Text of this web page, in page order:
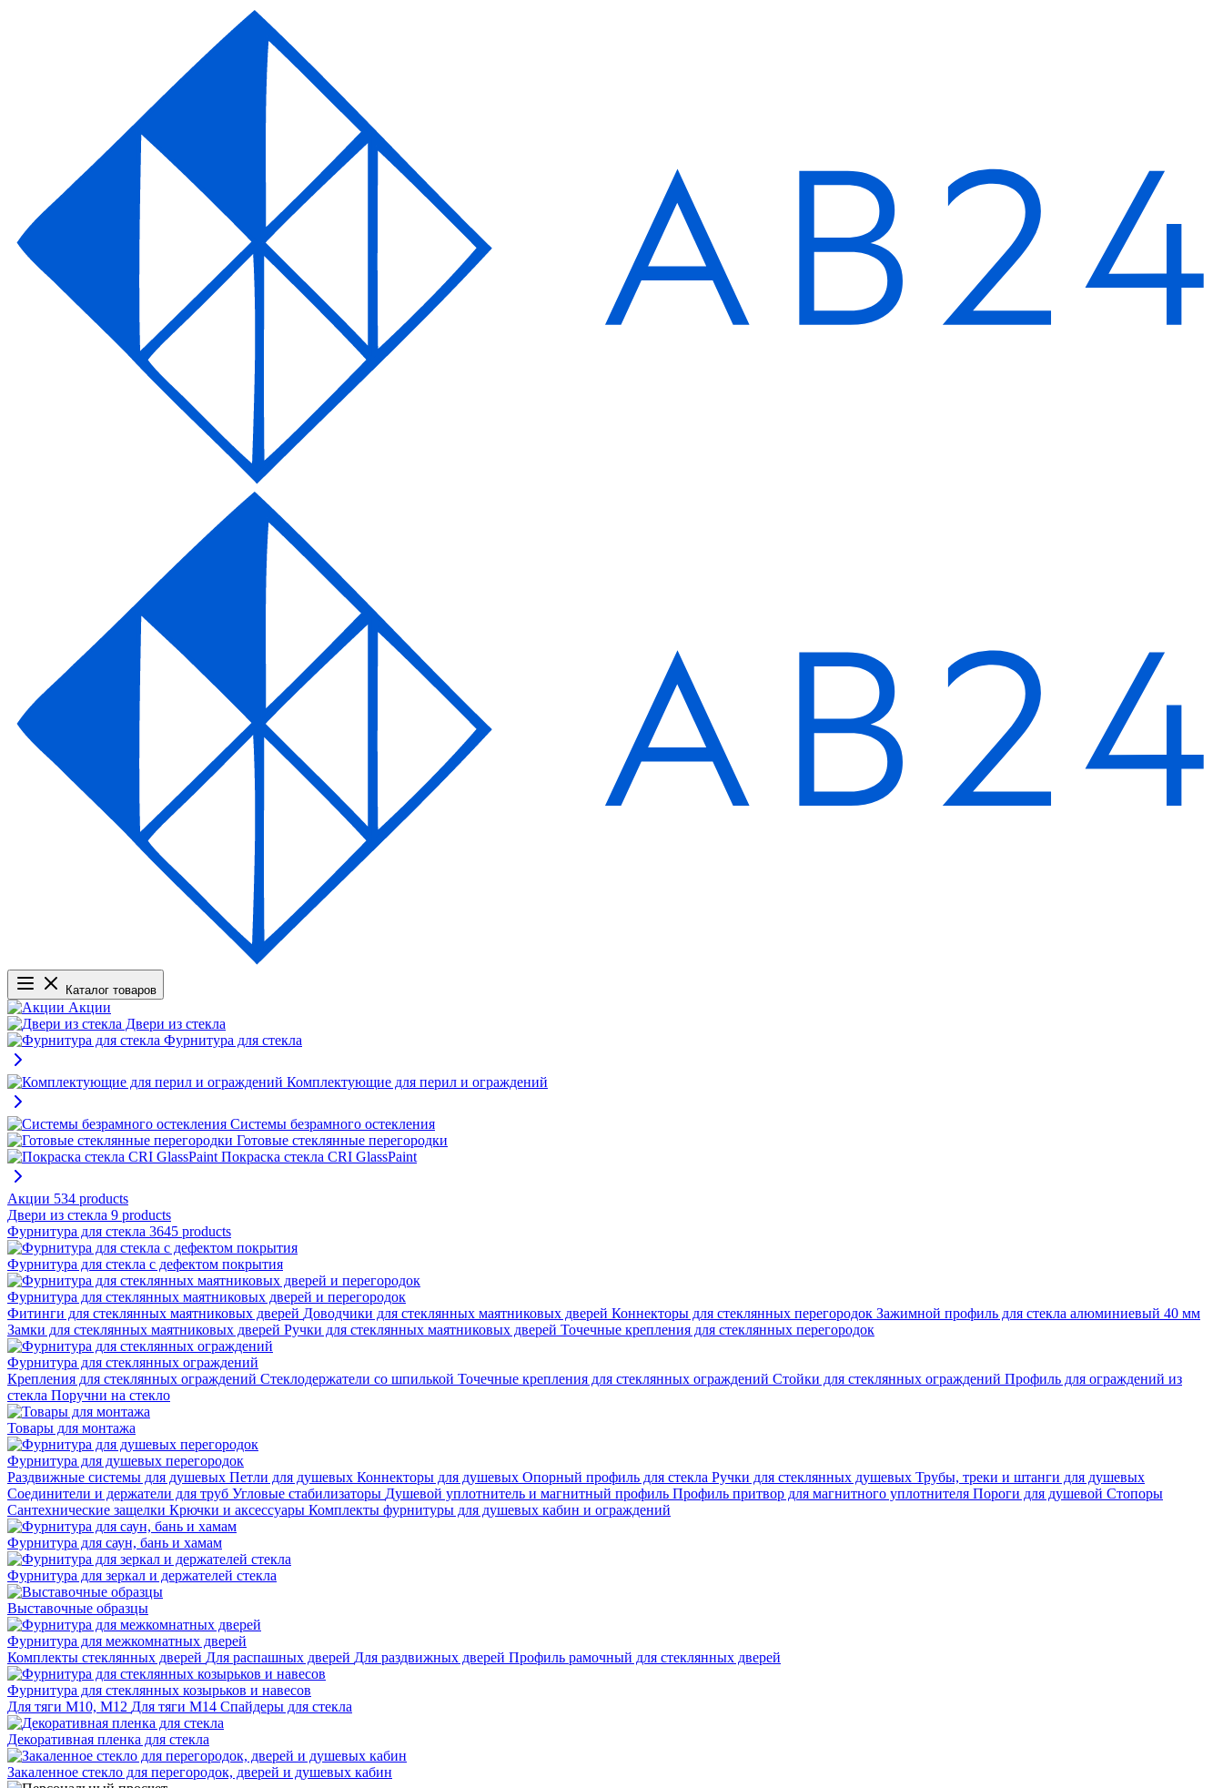
Каталог товаров
Акции
Двери из стекла
Фурнитура для стекла
Комплектующие для перил и ограждений
Системы безрамного остекления
Готовые стеклянные перегородки
Покраска стекла CRI GlassPaint
Акции 534 products
Двери из стекла 9 products
Фурнитура для стекла 3645 products
Фурнитура для стекла с дефектом покрытия
Фурнитура для стеклянных маятниковых дверей и перегородок
Фитинги для стеклянных маятниковых дверей Доводчики для стеклянных маятниковых дверей Коннекторы для стеклянных перегородок Зажимной профиль для стекла алюминиевый 40 мм
Замки для стеклянных маятниковых дверей Ручки для стеклянных маятниковых дверей Точечные крепления для стеклянных перегородок
Фурнитура для стеклянных ограждений
Крепления для стеклянных ограждений Стеклодержатели со шпилькой Точечные крепления для стеклянных ограждений Стойки для стеклянных ограждений Профиль для ограждений из
стекла Поручни на стекло
Товары для монтажа
Фурнитура для душевых перегородок
Раздвижные системы для душевых Петли для душевых Коннекторы для душевых Опорный профиль для стекла Ручки для стеклянных душевых Трубы, треки и штанги для душевых
Соединители и держатели для труб Угловые стабилизаторы Душевой уплотнитель и магнитный профиль Профиль притвор для магнитного уплотнителя Пороги для душевой Стопоры
Сантехнические защелки Крючки и аксессуары Комплекты фурнитуры для душевых кабин и ограждений
Фурнитура для саун, бань и хамам
Фурнитура для зеркал и держателей стекла
Выставочные образцы
Фурнитура для межкомнатных дверей
Комплекты стеклянных дверей Для распашных дверей Для раздвижных дверей Профиль рамочный для стеклянных дверей
Фурнитура для стеклянных козырьков и навесов
Для тяги М10, М12 Для тяги М14 Спайдеры для стекла
Декоративная пленка для стекла
Закаленное стекло для перегородок, дверей и душевых кабин